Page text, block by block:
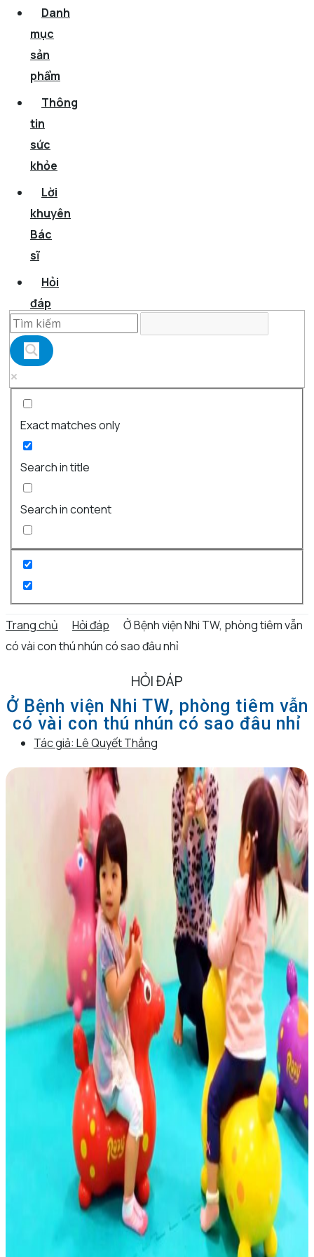
Danh
mục
sản
phẩm
Thông
tin
sức
khỏe
Lời
khuyên
Bác
sĩ
Hỏi
đáp
Exact matches only
Search in title
Search in content
Trang chủ Hỏi đáp
Ở Bệnh viện Nhi TW, phòng tiêm vẫn
có vài con thú nhún có sao đâu nhỉ
HỎI ĐÁP
Ở Bệnh viện Nhi TW, phòng tiêm vẫn
có vài con thú nhún có sao đâu nhỉ
Tác giả: Lê Quyết Thắng